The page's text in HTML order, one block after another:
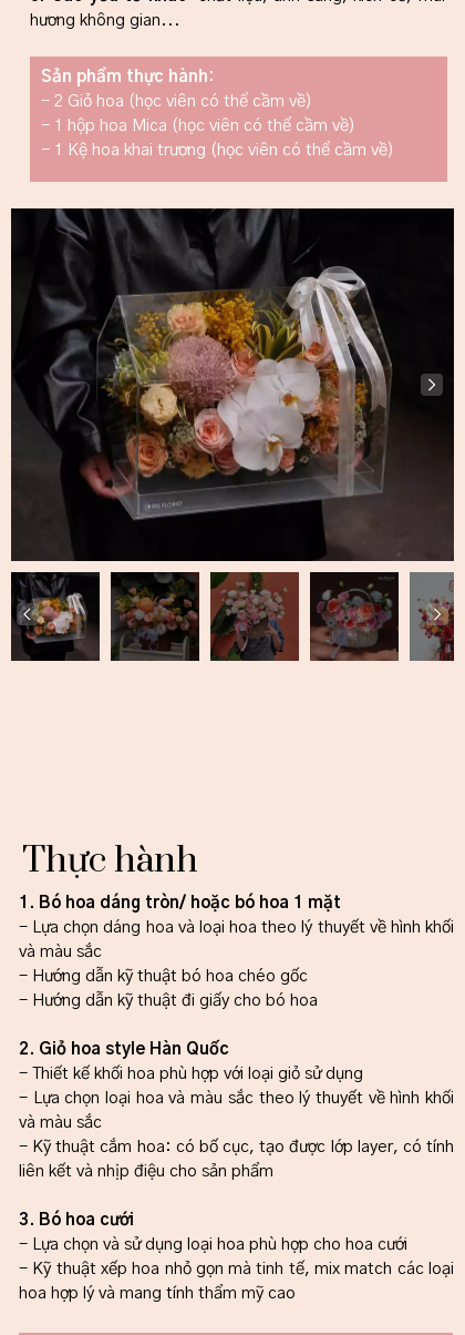
hương không gian...
Sản phẩm thực hành:
- 2 Giỏ hoa (học viên có thể cầm về)
- 1 hộp hoa Mica (học viên có thể cầm về)
- 1 Kệ hoa khai trương (học viên có thể cầm về)
1. Bó hoa dáng tròn/ hoặc bó hoa 1 mặt
- Lựa chọn dáng hoa và loại hoa theo lý thuyết về hình khối
và màu sắc
- Hướng dẫn kỹ thuật bó hoa chéo gốc
- Hướng dẫn kỹ thuật đi giấy cho bó hoa
2. Giỏ hoa style Hàn Quốc
- Thiết kế khối hoa phù hợp với loại giỏ sử dụng
- Lựa chọn loại hoa và màu sắc theo lý thuyết về hình khối
và màu sắc
- Kỹ thuật cắm hoa: có bố cục, tạo được lớp layer, có tính
liên kết và nhịp điệu cho sản phẩm
3. Bó hoa cưới
- Lựa chọn và sử dụng loại hoa phù hợp cho hoa cưới
- Kỹ thuật xếp hoa nhỏ gọn mà tinh tế, mix match các loại
hoa hợp lý và mang tính thẩm mỹ cao
Thực hành